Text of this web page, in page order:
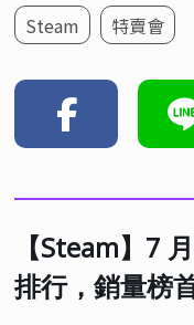
Steam 特賣會
【Steam】7
排行，銷量榜